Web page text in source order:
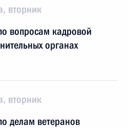
вторник
вопросам кадровой
органах
вторник
делам ветеранов